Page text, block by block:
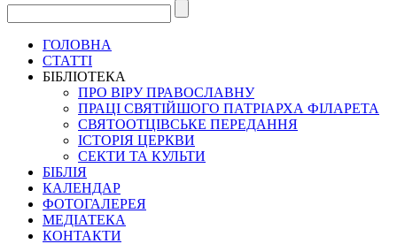
ГОЛОВНА
СТАТТІ
БІБЛІОТЕКА
ПРО ВІРУ ПРАВОСЛАВНУ
ПРАЦІ СВЯТІЙШОГО ПАТРІАРХА ФІЛАРЕТА
СВЯТООТЦІВСЬКЕ ПЕРЕДАННЯ
ІСТОРІЯ ЦЕРКВИ
СЕКТИ ТА КУЛЬТИ
БІБЛІЯ
КАЛЕНДАР
ФОТОГАЛЕРЕЯ
МЕДІАТЕКА
КОНТАКТИ